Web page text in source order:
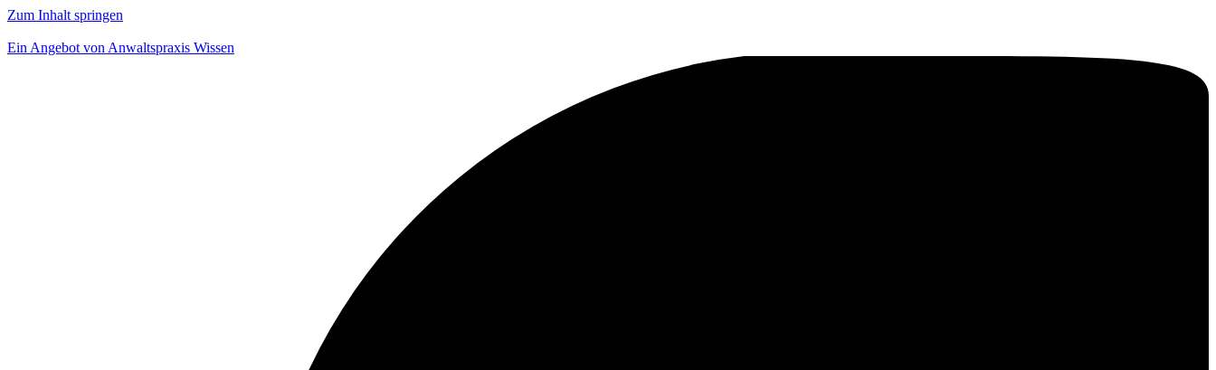
Zum Inhalt springen
Ein Angebot von Anwaltspraxis Wissen